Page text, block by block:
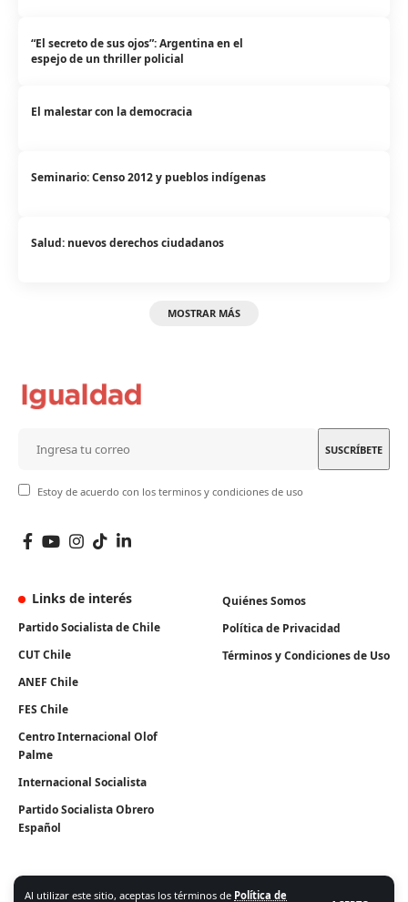
Al utilizar este sitio, aceptas los términos de Política de
“El secreto de sus ojos”: Argentina en el
espejo de un thriller policial
El malestar con la democracia
Seminario: Censo 2012 y pueblos indígenas
Salud: nuevos derechos ciudadanos
MOSTRAR MÁS
Estoy de acuerdo con los terminos y condiciones de uso
Links de interés
Partido Socialista de Chile
CUT Chile
ANEF Chile
FES Chile
Centro Internacional Olof
Palme
Internacional Socialista
Partido Socialista Obrero
Español
Quiénes Somos
Política de Privacidad
Términos y Condiciones de Uso